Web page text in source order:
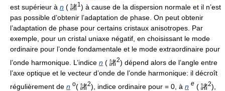
est supérieur à n ( 諸1 ) à cause de la dispersion normale et il n’est
pas possible d’obtenir l’adaptation de phase. On peut obtenir
l’adaptation de phase pour certains cristaux anisotropes. Par
exemple, pour un cristal uniaxe négatif, en choisissant le mode
ordinaire pour l’onde fondamentale et le mode extraordinaire pour
l’onde harmonique. L’indice n ( 諸2) dépend alors de l’angle entre
l’axe optique et le vecteur d’onde de l’onde harmonique: il décroît
régulièrement de n o( 諸2), indice ordinaire pour = 0, à n e ( 諸2),